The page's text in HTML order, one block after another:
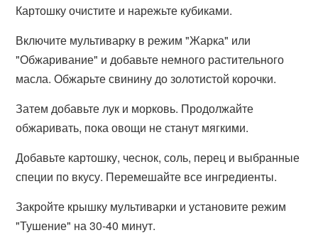
Картошку очистите и нарежьте кубиками.
Включите мультиварку в режим "Жарка" или
"Обжаривание" и добавьте немного растительного
масла. Обжарьте свинину до золотистой корочки.
Затем добавьте лук и морковь. Продолжайте
обжаривать, пока овощи не станут мягкими.
Добавьте картошку, чеснок, соль, перец и выбранные
специи по вкусу. Перемешайте все ингредиенты.
Закройте крышку мультиварки и установите режим
"Тушение" на 30-40 минут.